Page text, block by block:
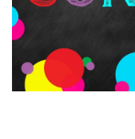
Stickere pentru Podea
Stickere Semnalistica
Stickere Panou Poze